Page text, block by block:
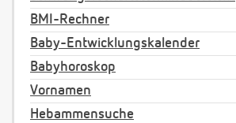
BMI-Rechner
Baby-Entwicklungskalender
Babyhoroskop
Vornamen
Hebammensuche